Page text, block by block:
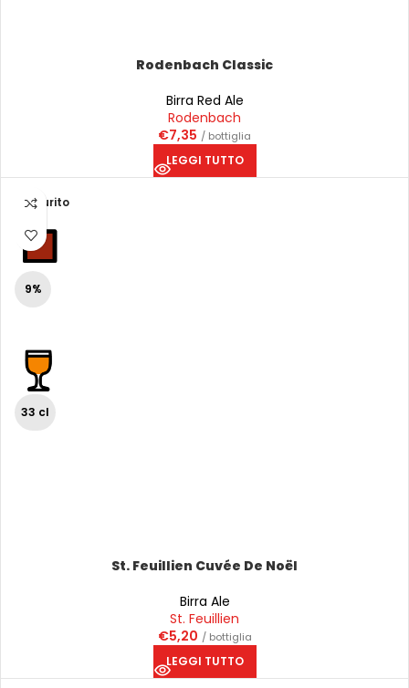
Rodenbach Classic
Birra Red Ale
Rodenbach
€7,35 / bottiglia
LEGGI TUTTO
Esaurito
9%
33 cl
St. Feuillien Cuvée De Noël
Birra Ale
St. Feuillien
€5,20 / bottiglia
LEGGI TUTTO